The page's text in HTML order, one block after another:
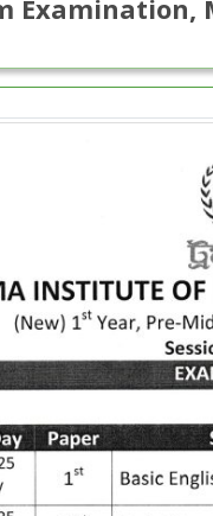
Examination,